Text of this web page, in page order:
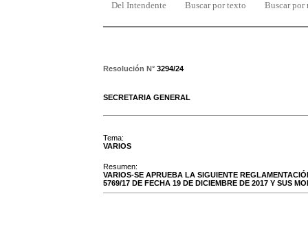
Del Intendente Buscar por texto Buscar por
Resolución N° 3294/24
SECRETARIA GENERAL
Tema:
VARIOS
Resumen:
VARIOS-SE APRUEBA LA SIGUIENTE
5769/17 DE FECHA 19 DE DICIEMBRE DE 2017 Y SUS